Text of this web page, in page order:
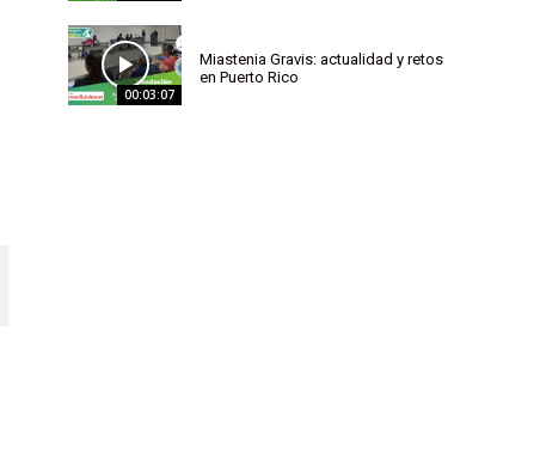
00:03:07
Miastenia Gravis: actualidad y retos
en Puerto Rico